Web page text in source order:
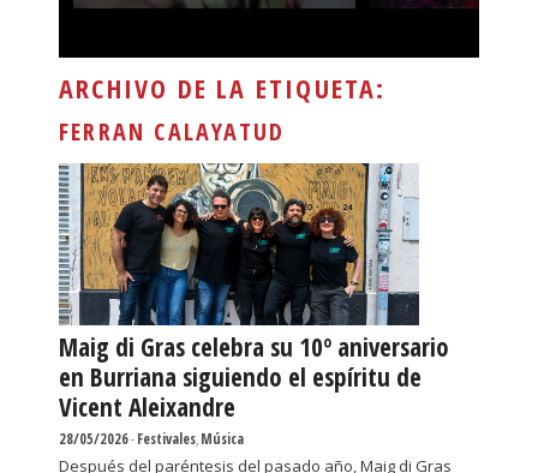
ARCHIVO DE LA ETIQUETA:
FERRAN CALAYATUD
Maig di Gras celebra su 10º aniversario
en Burriana siguiendo el espíritu de
Vicent Aleixandre
28/05/2026-Festivales,Música
Después del paréntesis del pasado año, Maig di Gras